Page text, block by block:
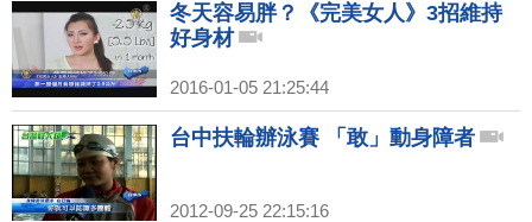
冬天容易胖？《完美女人》3招維持
好身材
2016-01-05 21:25:44
台中扶輪辦泳賽 「敢」動身障者
2012-09-25 22:15:16